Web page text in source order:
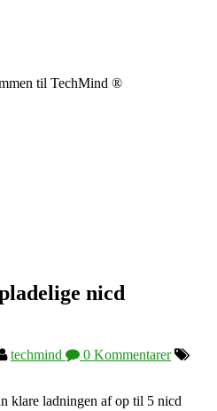
til TechMind ®
nicd
techmind
0 Kommentarer
klare ladningen af op til 5 nicd